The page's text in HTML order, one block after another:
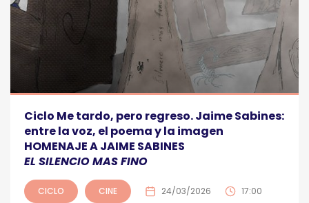
Ciclo Me tardo, pero regreso. Jaime Sabines:
entre la voz, el poema y la imagen
HOMENAJE A JAIME SABINES
EL SILENCIO MAS FINO
CICLO CINE 24/03/2026
17:00